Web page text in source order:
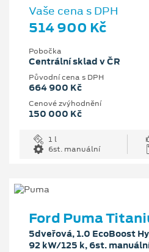
Vaše cena s DPH
514 900 Kč
Pobočka
Centrální sklad v ČR
Původní cena s DPH
664 900 Kč
Cenové zvýhodnění
150 000 Kč
1 l
6st. manuální
Ford Puma
5dveřová, 1.0 EcoBoost
92 kW/125 k, 6st.